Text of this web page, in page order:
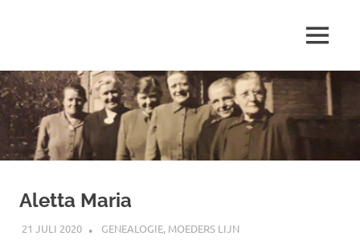
inhoud
schrijft
over
…
MENU
Aletta Maria
21 JULI 2020 MARJOLEIN
GENEALOGIE, MOEDERS LIJN